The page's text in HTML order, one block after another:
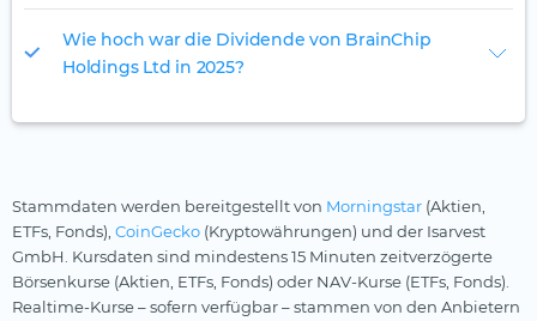
Wie hoch war die Dividende von BrainChip
Holdings Ltd in 2025?
Stammdaten werden bereitgestellt von Morningstar (Aktien,
ETFs, Fonds), CoinGecko (Kryptowährungen) und der Isarvest
GmbH. Kursdaten sind mindestens 15 Minuten zeitverzögerte
Börsenkurse (Aktien, ETFs, Fonds) oder NAV-Kurse (ETFs, Fonds).
Realtime-Kurse – sofern verfügbar – stammen von den Anbietern